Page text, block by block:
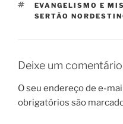
TAGS
EVANGELISMO E
SERTÃO
Deixe um comentário
O seu endereço de e-
obrigatórios são